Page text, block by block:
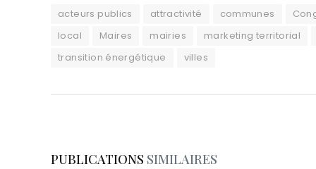
acteurs publics attractivité communes
local
Maires mairies
marketing territorial
transition énergétique
villes
PUBLICATIONS SIMILAIRES